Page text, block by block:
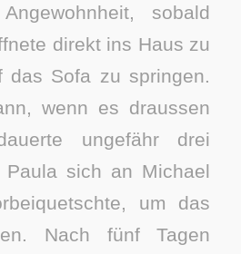
sobald
direkt ins Haus zu
das Sofa zu springen.
wenn es draussen
ungefähr drei
sich an Michael
um das
Nach fünf Tagen